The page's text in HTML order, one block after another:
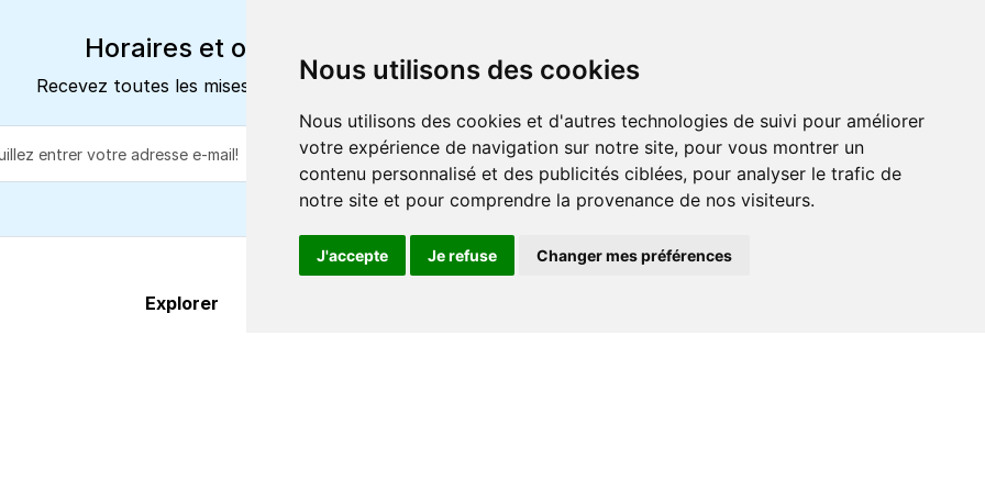
Nous utilisons des cookies
Nous utilisons des cookies et d'autres technologies de suivi pour améliorer
votre expérience de navigation sur notre site, pour vous montrer un
contenu personnalisé et des publicités ciblées, pour analyser le trafic de
notre site et pour comprendre la provenance de nos visiteurs.
J'accepte Je refuse Changer mes préférences
Horaires et offres actuels
Recevez toutes les mises à jour dans votre e-mail
S'abonner
Explorer